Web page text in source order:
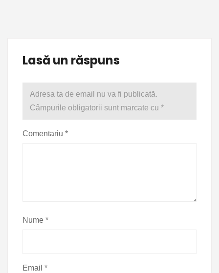
Lasă un răspuns
Adresa ta de email nu va fi publicată.
Câmpurile obligatorii sunt marcate cu *
Comentariu *
Nume *
Email *